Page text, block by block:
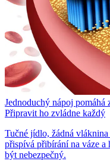
Jednoduchý nápoj
Připravit ho zvládne každý
Tučné jídlo, žádná
přispívá přibírání na váze
být nebezpečný.